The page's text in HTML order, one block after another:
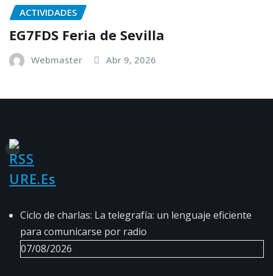
ACTIVIDADES
EG7FDS Feria de Sevilla
Webmaster Abr 9, 2026
URE.es
Ciclo de charlas: La telegrafía: un lenguaje eficiente
para comunicarse por radio
07/08/2026